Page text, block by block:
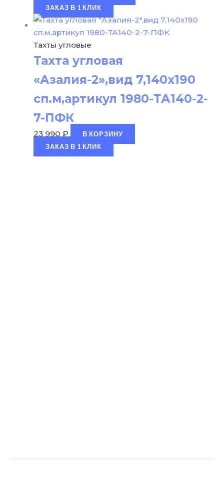
ЗАКАЗ В 1 КЛИК
Тахты угловые
Тахта угловая
«Азалия-2»,вид 7,140х190
сп.м,артикул 1980-ТА140-2-
7-ПФК
23 990 ₽
В КОРЗИНУ
ЗАКАЗ В 1 КЛИК